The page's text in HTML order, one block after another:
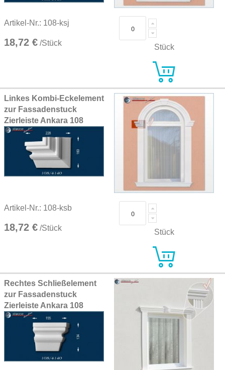
Artikel-Nr.: 108-ksj
18,72 € /Stück Stück
Linkes Kombi-Eckelement
zur Fassadenstuck
Zierleiste Ankara 108
Artikel-Nr.: 108-ksb
18,72 € /Stück Stück
Rechtes Schließelement
zur Fassadenstuck
Zierleiste Ankara 108